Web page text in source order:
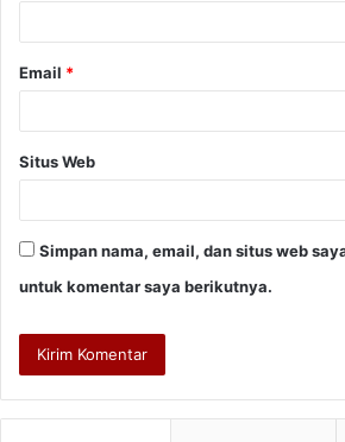
Email *
Situs Web
Simpan nama, email, dan situs web
untuk komentar saya berikutnya.